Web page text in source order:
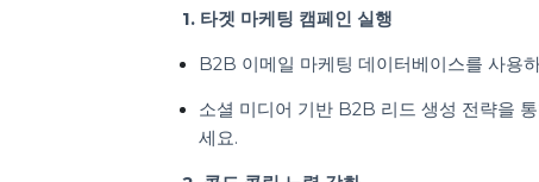
4. 무료 리소스 활용
소규모 기업이나 스타트업이라면 투자
B2B 데이터를 활용한
신뢰할 수 있는 데이터베이스를 확보